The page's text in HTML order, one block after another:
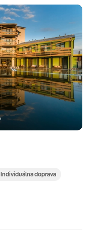
Individuálna doprava